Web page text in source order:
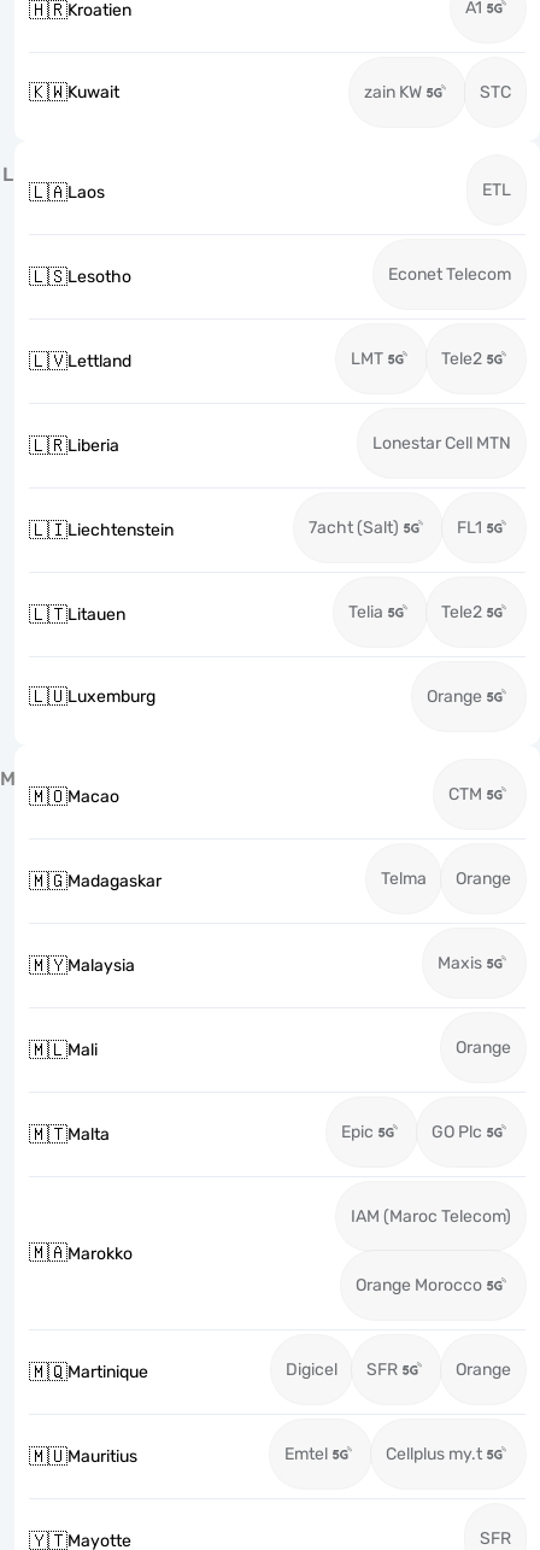
🇭🇷Kroatien A1
🇰🇼Kuwait zain KW STC
L
🇱🇦Laos ETL
🇱🇸Lesotho Econet Telecom
🇱🇻Lettland LMT Tele2
🇱🇷Liberia Lonestar Cell MTN
🇱🇮Liechtenstein 7acht (Salt) FL1
🇱🇹Litauen Telia Tele2
🇱🇺Luxemburg Orange
M
🇲🇴Macao CTM
🇲🇬Madagaskar Telma Orange
🇲🇾Malaysia Maxis
🇲🇱Mali Orange
🇲🇹Malta Epic GO Plc
🇲🇦Marokko
IAM (Maroc Telecom)
Orange Morocco
🇲🇶Martinique Digicel SFR Orange
🇲🇺Mauritius Emtel Cellplus my.t
🇾🇹Mayotte SFR